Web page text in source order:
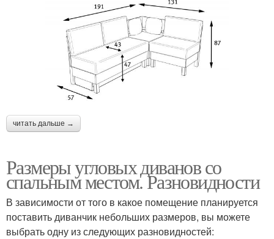
читать дальше →
Размеры угловых диванов со
спальным местом. Разновидности
В зависимости от того в какое помещение планируется
поставить диванчик небольших размеров, вы можете
выбрать одну из следующих разновидностей: